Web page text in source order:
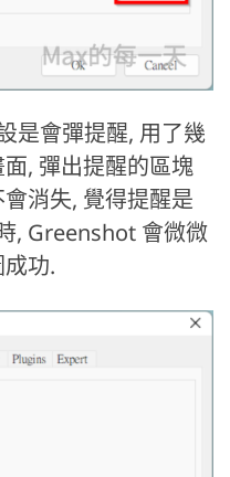
是會彈提醒, 用了幾
, 彈出提醒的區塊
消失, 覺得提醒是
, Greenshot 會微微
功.